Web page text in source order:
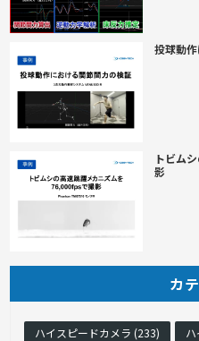
投球動
トビム
影
カ
ハイスピードカメラ (233)